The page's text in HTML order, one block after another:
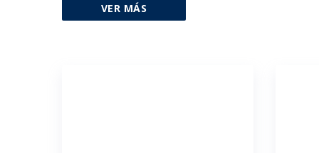
VER MÁS